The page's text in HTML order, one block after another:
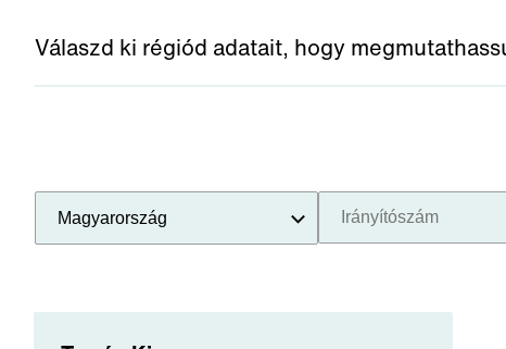
Válaszd ki régiód adatait, hogy